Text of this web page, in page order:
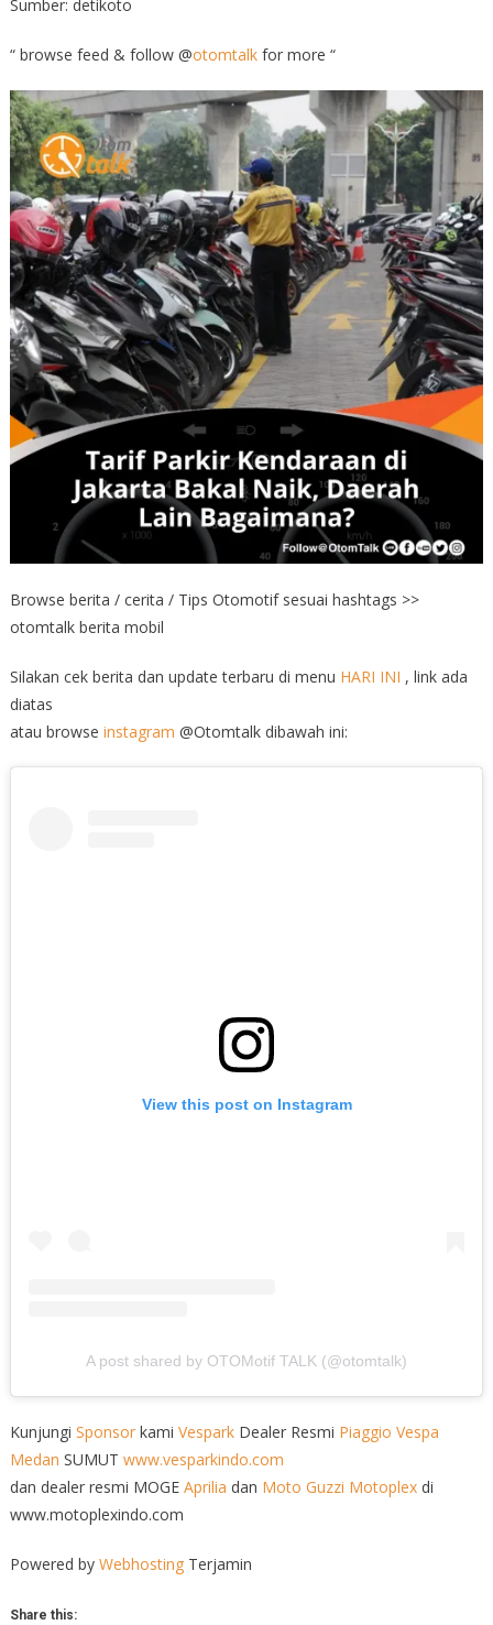
Sumber: detikoto
“ browse feed & follow @otomtalkfor more “
Browse berita / cerita / Tips Otomotif sesuai hashtags >>
otomtalk berita mobil
Silakan cek berita dan update terbaru di menu HARI INI , link ada
diatas
atau browse instagram @Otomtalk dibawah ini:
View this post on Instagram
A post shared by OTOMotif TALK (@otomtalk)
Kunjungi Sponsorkami VesparkDealer Resmi Piaggio Vespa
Medan SUMUT www.vesparkindo.com
dan dealer resmi MOGE Aprilia dan Moto Guzzi Motoplexdi
www.motoplexindo.com
Powered by WebhostingTerjamin
Share this: